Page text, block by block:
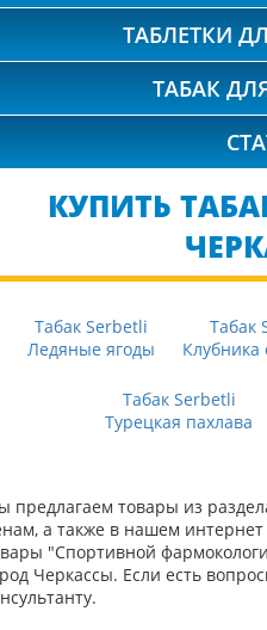
ТАБЛЕТКИ
ТАБАК
КУПИТЬ
Табак Serbetli
Ледяные ягоды
Табак
Клубника
Табак Serbetli
Турецкая пахлава
предлагаем товары из
а также в нашем
"Спортивной
Черкассы. Если есть